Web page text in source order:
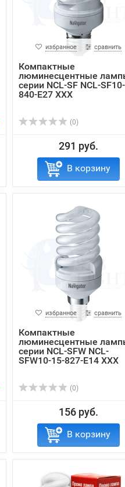
избранное сравнить
Компактные
люминесцентные
серии NCL-SF NCL-
840-E27 ХХХ
(0)
291 руб.
В корзину
избранное сравнить
Компактные
люминесцентные
серии NCL-SFW NCL-
SFW10-15-827-E14 XXX
(0)
156 руб.
В корзину